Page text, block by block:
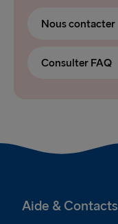
Nous contacter
Consulter FAQ
Aide & Contacts